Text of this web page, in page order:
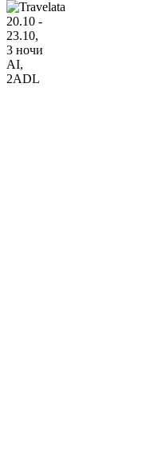
20.10 -
23.10,
3 ночи
AI,
2ADL